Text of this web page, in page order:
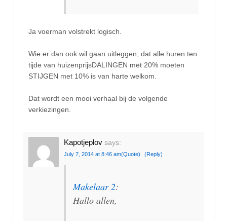
Ja voerman volstrekt logisch.
Wie er dan ook wil gaan uitleggen, dat alle huren ten
tijde van huizenprijsDALINGEN met 20% moeten
STIJGEN met 10% is van harte welkom.
Dat wordt een mooi verhaal bij de volgende
verkiezingen.
Kapotjeplov says:
July 7, 2014 at 8:46 am(Quote) (Reply)
Makelaar 2:
Hallo allen,